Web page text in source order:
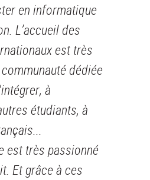
en informatique
L’accueil des
est très
dédiée
à
étudiants, à
est très passionné
Et grâce à ces